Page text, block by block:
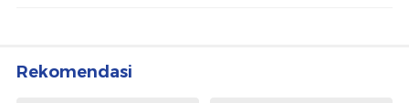
Rekomendasi